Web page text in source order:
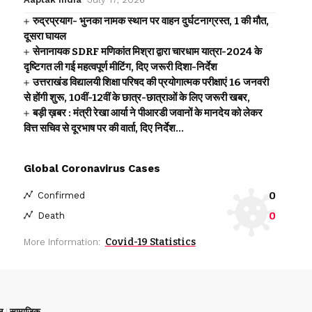
रुद्रप्रयाग- भुनका नामक स्थान पर वाहन दुर्घटनाग्रस्त, 1 की मौत,
दूसरा घायल
सेनानायक SDRF मणिकांत मिश्रा द्वारा चारधाम यात्रा-2024 के
दृष्टिगत ली गई महत्वपूर्ण मीटिंग, दिए जरूरी दिशा-निर्देश
उत्तराखंड विद्यालयी शिक्षा परिषद की प्रयोगात्मक परीक्षाएं 16 जनवरी
से होंगी शुरू, 10वीं-12वीं के छात्र-छात्राओं के लिए जरूरी खबर,
बड़ी ख़बर : मंत्री रेखा आर्या ने पीआरडी जवानों के मानदेय को लेकर
वित्त सचिव से दूरभाष पर की वार्ता, दिए निर्देश…
Global Coronavirus Cases
Confirmed 0
Death 0
More Information: Covid-19 Statistics